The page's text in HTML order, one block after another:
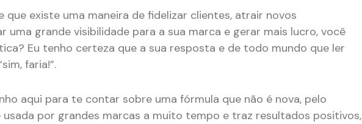
que existe uma maneira de fidelizar clientes, atrair novos
uma grande visibilidade para a sua marca e gerar mais lucro, você
Eu tenho certeza que a sua resposta e de todo mundo que ler
faria!”.
aqui para te contar sobre uma fórmula que não é nova, pelo
usada por grandes marcas a muito tempo e traz resultados positivos,